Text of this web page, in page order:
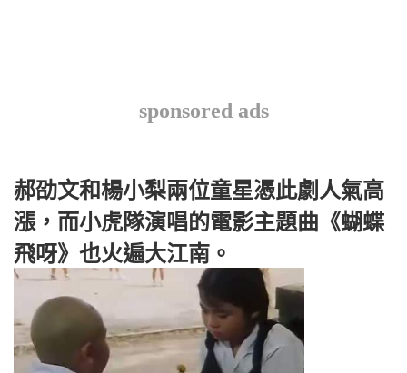
sponsored ads
郝劭文和楊小梨兩位童星憑此劇人氣高
漲，而小虎隊演唱的電影主題曲《蝴蝶
飛呀》也火遍大江南。